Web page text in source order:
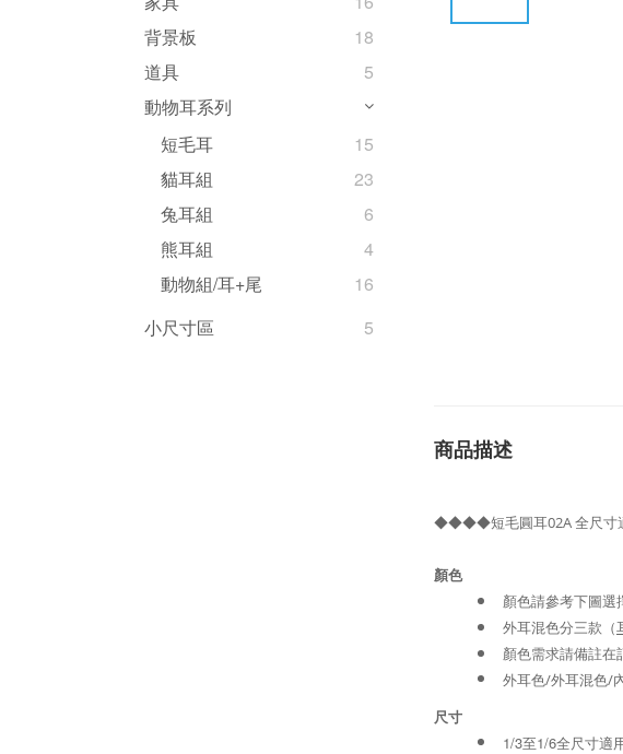
背景板
18
道具
5
動物耳系列
短毛耳
15
貓耳組
23
兔耳組
6
熊耳組
4
動物組/耳+尾
16
小尺寸區
5
商品描述
◆◆◆◆短毛圓耳02A 全尺
顏色
顏色請參考下圖選
外耳混色分三款（
顏色需求請備註在
外耳色/外耳混色/
尺寸
1/3至1/6全尺寸適